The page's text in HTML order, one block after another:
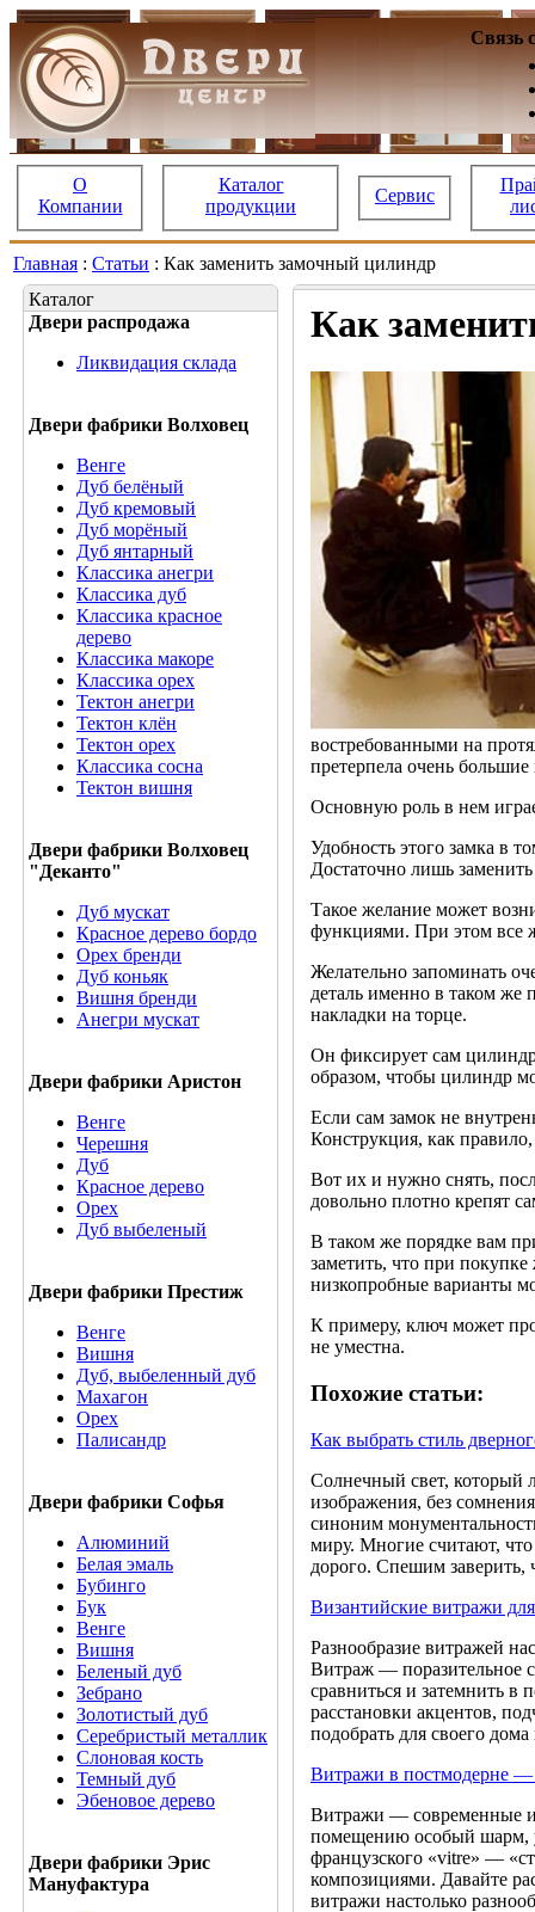
Связь
О
Компании
Каталог
продукции
Сервис
Главная : Статьи : Как заменить замочный цилиндр
Каталог
Двери распродажа
Ликвидация склада
Двери фабрики Волховец
Венге
Дуб белёный
Дуб кремовый
Дуб морёный
Дуб янтарный
Классика анегри
Классика дуб
Классика красное
дерево
Классика макоре
Классика орех
Тектон анегри
Тектон клён
Тектон орех
Классика сосна
Тектон вишня
Двери фабрики Волховец
"Деканто"
Дуб мускат
Красное дерево бордо
Орех бренди
Дуб коньяк
Вишня бренди
Анегри мускат
Двери фабрики Аристон
Венге
Черешня
Дуб
Красное дерево
Орех
Дуб выбеленый
Двери фабрики Престиж
Венге
Вишня
Дуб, выбеленный дуб
Махагон
Орех
Палисандр
Двери фабрики Софья
Алюминий
Белая эмаль
Бубинго
Бук
Венге
Вишня
Беленый дуб
Зебрано
Золотистый дуб
Серебристый металлик
Слоновая кость
Темный дуб
Эбеновое дерево
Двери фабрики Эрис
Мануфактура
Как
востребованными на
претерпела очень
Основную роль в нем
Удобность этого замка в
Достаточно лишь
Такое желание может
функциями. При этом все
Желательно запоминать
деталь именно в таком же
накладки на торце.
Он фиксирует сам
образом, чтобы цилиндр
Если сам замок не
Конструкция, как
Вот их и нужно снять,
довольно плотно крепят
В таком же порядке вам
заметить, что при покупке
низкопробные варианты
К примеру, ключ может
не уместна.
Похожие статьи:
Как выбрать стиль
Солнечный свет, который
изображения, без
синоним
миру. Многие считают, что
дорого. Спешим заверить,
Византийские витражи
Разнообразие витражей
Витраж — поразительное
сравниться и затемнить
расстановки акцентов,
подобрать для своего
Витражи в постмодерне —
Витражи — современные
помещению особый шарм,
французского «vitre» —
композициями. Давайте
витражи настолько